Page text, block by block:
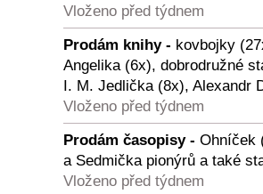
Vloženo před týdnem
Prodám knihy - kovbojky
Angelika (6x), dobrodružné
I. M. Jedlička (8x), Alexandr
Vloženo před týdnem
Prodám časopisy - Ohníček
a Sedmička pionýrů a také
Vloženo před týdnem